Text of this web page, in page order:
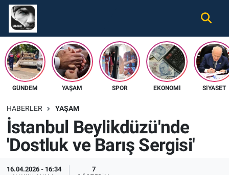
GÜNDEM YAŞAM SPOR EKONOMI SIYASET
HABERLER YAŞAM
İstanbul Beylikdüzü'nde
'Dostluk ve Barış Sergisi'
16.04.2026 - 16:34 7
Gündem
Ekonomi
Spor
Tüm Haberler
İletişim
Nöbetçi Eczaneler
Hava Durumu
Namaz Vakitleri
Süper Lig Puan Durumu ve Fikstür
Tüm Manşetler